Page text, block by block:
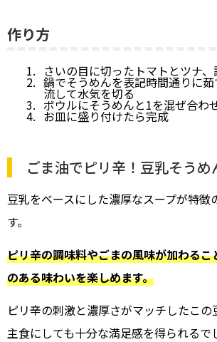
作り方
さいの目に切ったトマトとツナ
鍋でそうめんを表記時間通りに
流して水気を切る
ボウルにそうめんと1を混ぜ合わ
お皿に盛り付けたら完成
ごま油でピリ辛！豆乳そうめ
豆乳をベースにした濃厚なスープが特徴
す。
ピリ辛の調味料やごまの風味が加わるこ
のある味わいを楽しめます。
ピリ辛の刺激と濃厚さがマッチしたこの
主食にしても十分な満足感を得られるで